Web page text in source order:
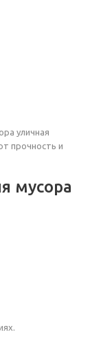
уличная
прочность и
мусора